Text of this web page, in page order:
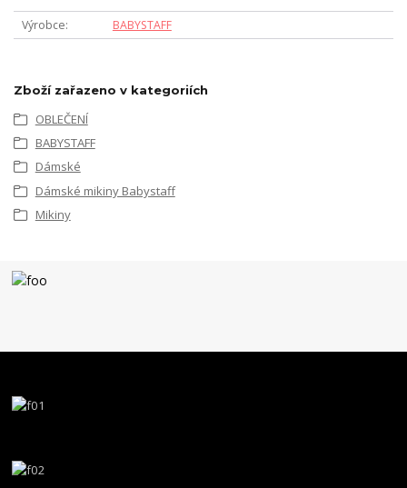
Výrobce BABYSTAFF
Zboží zařazeno v kategoriích
OBLEČENÍ
BABYSTAFF
Dámské
Dámské mikiny Babystaff
Mikiny